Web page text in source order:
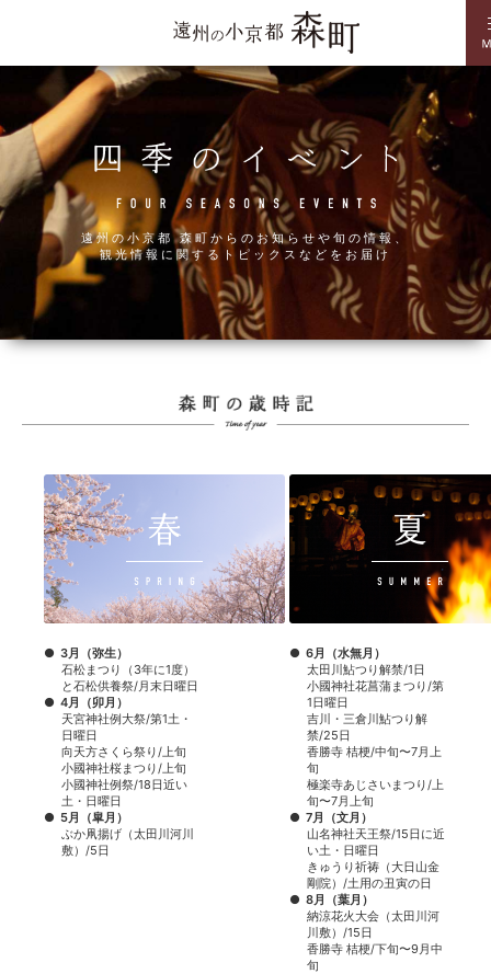
遠州の小京都 森町からのお知らせや旬の情報、
観光情報に関するトピックスなどをお届け
3月（弥生）
石松まつり（3年に1度）
と石松供養祭/月末日曜日
4月（卯月）
天宮神社例大祭/第1土・
日曜日
向天方さくら祭り/上旬
小國神社桜まつり/上旬
小國神社例祭/18日近い
土・日曜日
5月（皐月）
ぶか凧揚げ（太田川河川
敷）/5日
6月（水無月）
太田川鮎つり解禁/1日
小國神社花菖蒲まつり/第
1日曜日
吉川・三倉川鮎つり解
禁/25日
香勝寺 桔梗/中旬〜7月上
旬
極楽寺あじさいまつり/上
旬〜7月上旬
7月（文月）
山名神社天王祭/15日に近
い土・日曜日
きゅうり祈祷（大日山金
剛院）/土用の丑寅の日
8月（葉月）
納涼花火大会（太田川河
川敷）/15日
香勝寺 桔梗/下旬〜9月中
旬